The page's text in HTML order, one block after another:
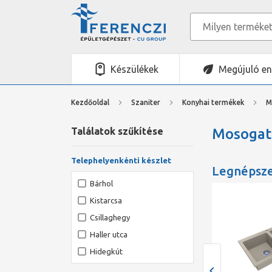
Készülékek Megújuló
Kezdőoldal Szaniter Konyhai termékek
Találatok szűkítése
Telephelyenkénti készlet
Bárhol
Kistarcsa
Csillaghegy
Haller utca
Hidegkút